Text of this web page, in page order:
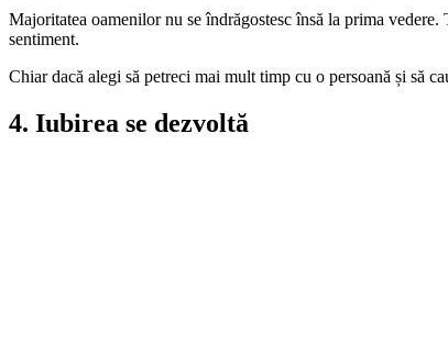
Majoritatea oamenilor nu se îndrăgostesc însă la prima
sentiment.
Chiar dacă alegi să petreci mai mult timp cu o persoană și să
4. Iubirea se dezvoltă